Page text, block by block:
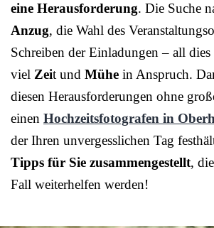
eine Herausforderung. Die Suche
Anzug, die Wahl des
Schreiben der Einladungen – all
viel Zeit und Mühe in Anspruch.
diesen Herausforderungen ohne
einen Hochzeitsfotografen in
der Ihren unvergesslichen Tag
Tipps für Sie zusammengestellt,
Fall weiterhelfen werden!